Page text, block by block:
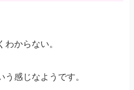
からない。
感じなようです。